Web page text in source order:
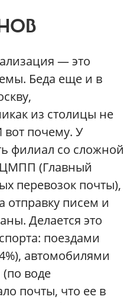
— это
Беда еще и в
из столицы не
почему. У
филиал со сложной
(Главный
перевозок почты),
отправку писем и
Делается это
поездами
автомобилями
воде
почты, что ее в